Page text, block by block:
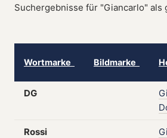
Suchergebnisse für "Giancarlo" als
Wortmarke Bildmarke
DG
Rossi